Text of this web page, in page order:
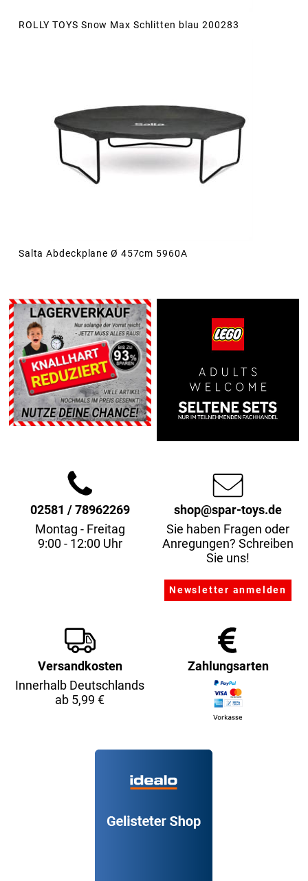
ROLLY TOYS Snow Max Schlitten blau 200283
Salta Abdeckplane Ø 457cm 5960A
02581 / 78962269
Montag - Freitag
9:00 - 12:00 Uhr
shop@spar-toys.de
Sie haben Fragen oder
Anregungen? Schreiben
Sie uns!
Versandkosten
Innerhalb Deutschlands
ab 5,99 €
Zahlungsarten